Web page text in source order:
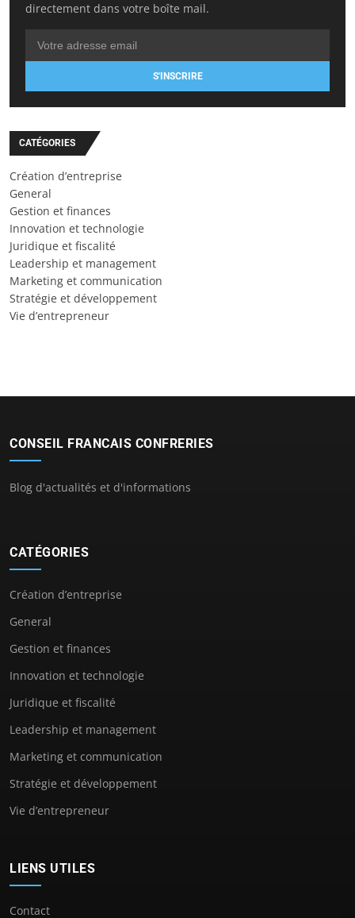
directement dans votre boîte mail.
S'INSCRIRE
CATÉGORIES
Création d’entreprise
General
Gestion et finances
Innovation et technologie
Juridique et fiscalité
Leadership et management
Marketing et communication
Stratégie et développement
Vie d’entrepreneur
CONSEIL FRANCAIS CONFRERIES
Blog d'actualités et d'informations
CATÉGORIES
Création d’entreprise
General
Gestion et finances
Innovation et technologie
Juridique et fiscalité
Leadership et management
Marketing et communication
Stratégie et développement
Vie d’entrepreneur
LIENS UTILES
Contact